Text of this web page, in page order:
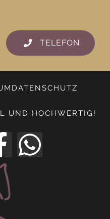
TELEFON
DATENSCHUTZ
UND HOCHWERTIG!